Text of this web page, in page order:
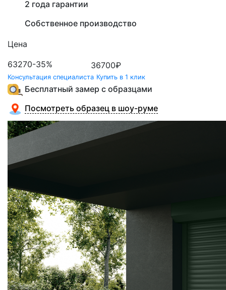
2 года гарантии
Собственное производство
Цена
63270-35% 36700₽
Консультация специалиста Купить в 1 клик
Бесплатный замер с образцами
Посмотреть образец в шоу-руме